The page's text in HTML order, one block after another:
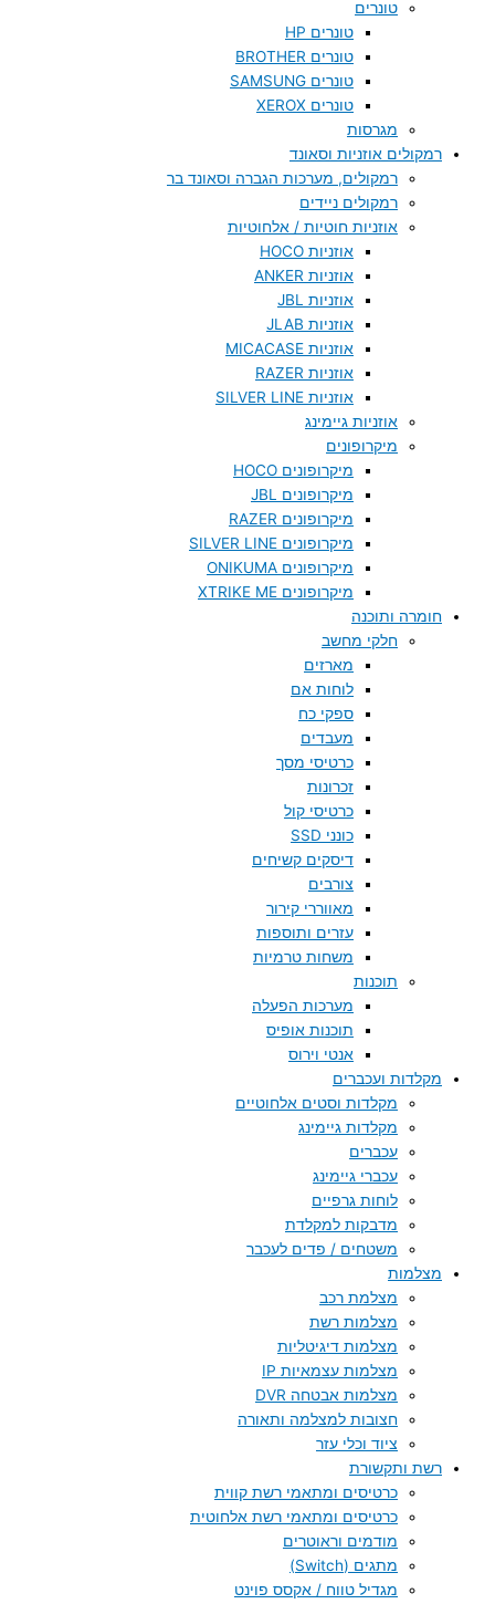
טונרים
טונרים HP
טונרים BROTHER
טונרים SAMSUNG
טונרים XEROX
מגרסות
רמקולים אוזניות וסאונד
רמקולים, מערכות הגברה וסאונד בר
רמקולים ניידים
אוזניות חוטיות / אלחוטיות
אוזניות HOCO
אוזניות ANKER
אוזניות JBL
אוזניות JLAB
אוזניות MICACASE
אוזניות RAZER
אוזניות SILVER LINE
אוזניות גיימינג
מיקרופונים
מיקרופונים HOCO
מיקרופונים JBL
מיקרופונים RAZER
מיקרופונים SILVER LINE
מיקרופונים ONIKUMA
מיקרופונים XTRIKE ME
חומרה ותוכנה
חלקי מחשב
מארזים
לוחות אם
ספקי כח
מעבדים
כרטיסי מסך
זכרונות
כרטיסי קול
כונני SSD
דיסקים קשיחים
צורבים
מאווררי קירור
עזרים ותוספות
משחות טרמיות
תוכנות
מערכות הפעלה
תוכנות אופיס
אנטי וירוס
מקלדות ועכברים
מקלדות וסטים אלחוטיים
מקלדות גיימינג
עכברים
עכברי גיימינג
לוחות גרפיים
מדבקות למקלדת
משטחים / פדים לעכבר
מצלמות
מצלמת רכב
מצלמות רשת
מצלמות דיגיטליות
מצלמות עצמאיות IP
מצלמות אבטחה DVR
חצובות למצלמה ותאורה
ציוד וכלי עזר
רשת ותקשורת
כרטיסים ומתאמי רשת קווית
כרטיסים ומתאמי רשת אלחוטית
מודמים וראוטרים
מתגים (Switch)
מגדיל טווח / אקסס פוינט